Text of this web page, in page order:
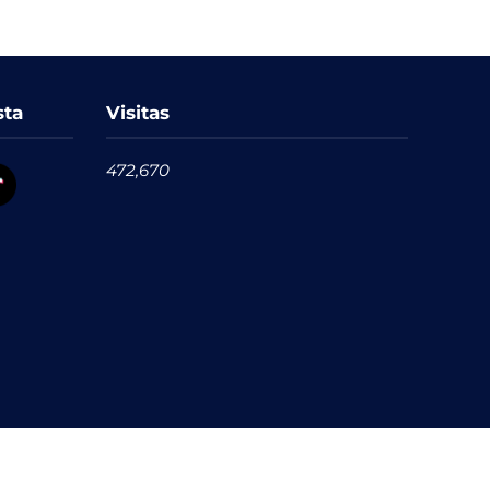
Visitas
472,670